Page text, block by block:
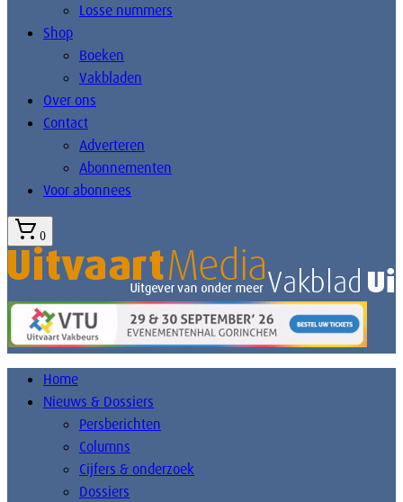
Losse nummers
Shop
Boeken
Vakbladen
Over ons
Contact
Adverteren
Abonnementen
Voor abonnees
0
Home
Nieuws & Dossiers
Persberichten
Columns
Cijfers & onderzoek
Dossiers